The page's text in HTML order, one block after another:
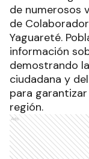
de numerosos
de
Yaguareté.
información
demostrando
ciudadana y
para
región.
Ads